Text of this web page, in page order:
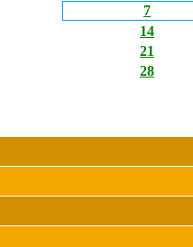
7
14
21
28